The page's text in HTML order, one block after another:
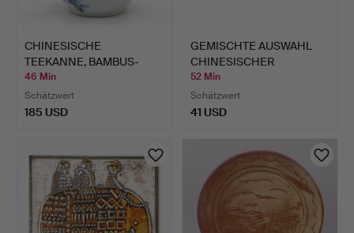
CHINESISCHE
TEEKANNE, BAMBUS-
MOTIV, PORZEL…
46 Min
Schätzwert
185 USD
GEMISCHTE AUSWAHL
CHINESISCHER
HOLZSOCKEL.
52 Min
Schätzwert
41 USD